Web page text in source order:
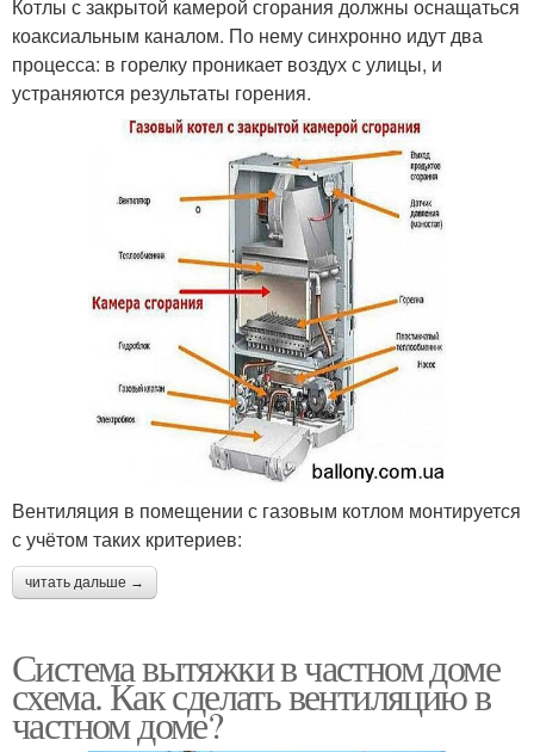
Котлы с закрытой камерой сгорания должны оснащаться
коаксиальным каналом. По нему синхронно идут два
процесса: в горелку проникает воздух с улицы, и
устраняются результаты горения.
Вентиляция в помещении с газовым котлом монтируется
с учётом таких критериев:
читать дальше →
Система вытяжки в частном доме
схема. Как сделать вентиляцию в
частном доме?